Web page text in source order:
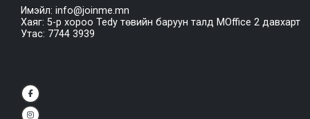
Имэйл: info@joinme.mn
Хаяг: 5-р хороо Tedy төвийн баруун талд MOffice 2 давхарт
Утас: 7744 3939